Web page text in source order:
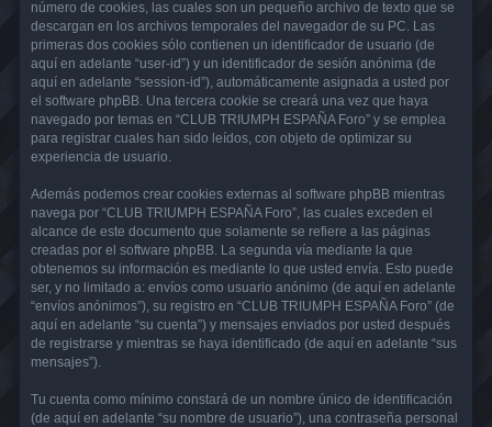
número de cookies, las cuales son un pequeño archivo de texto que se
descargan en los archivos temporales del navegador de su PC. Las
primeras dos cookies sólo contienen un identificador de usuario (de
aquí en adelante “user-id”) y un identificador de sesión anónima (de
aquí en adelante “session-id”), automáticamente asignada a usted por
el software phpBB. Una tercera cookie se creará una vez que haya
navegado por temas en “CLUB TRIUMPH ESPAÑA Foro” y se emplea
para registrar cuales han sido leídos, con objeto de optimizar su
experiencia de usuario.
Además podemos crear cookies externas al software phpBB mientras
navega por “CLUB TRIUMPH ESPAÑA Foro”, las cuales exceden el
alcance de este documento que solamente se refiere a las páginas
creadas por el software phpBB. La segunda vía mediante la que
obtenemos su información es mediante lo que usted envía. Esto puede
ser, y no limitado a: envíos como usuario anónimo (de aquí en adelante
“envíos anónimos”), su registro en “CLUB TRIUMPH ESPAÑA Foro” (de
aquí en adelante “su cuenta”) y mensajes enviados por usted después
de registrarse y mientras se haya identificado (de aquí en adelante “sus
mensajes”).
Tu cuenta como mínimo constará de un nombre único de identificación
(de aquí en adelante “su nombre de usuario”), una contraseña personal